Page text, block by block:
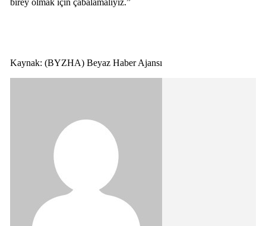
birey olmak için çabalamalıyız.”
Kaynak: (BYZHA) Beyaz Haber Ajansı